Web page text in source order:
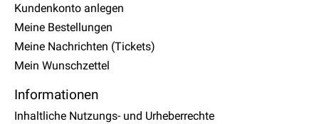
Kundenkonto anlegen
Meine Bestellungen
Meine Nachrichten (Tickets)
Mein Wunschzettel
Informationen
Inhaltliche Nutzungs- und Urheberrechte